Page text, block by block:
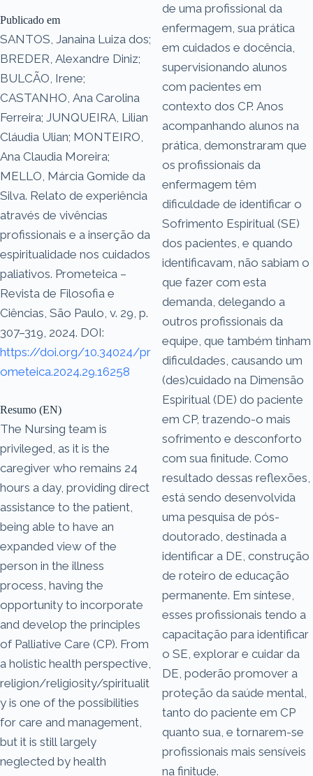
Publicado em
SANTOS, Janaina Luiza dos;
BREDER, Alexandre Diniz;
BULCÃO, Irene;
CASTANHO, Ana Carolina
Ferreira; JUNQUEIRA, Lilian
Cláudia Ulian; MONTEIRO,
Ana Claudia Moreira;
MELLO, Márcia Gomide da
Silva. Relato de experiência
através de vivências
profissionais e a inserção da
espiritualidade nos cuidados
paliativos. Prometeica –
Revista de Filosofia e
Ciências, São Paulo, v. 29, p.
307–319, 2024. DOI:
https://doi.org/10.34024/pr
ometeica.2024.29.16258
Resumo (EN)
The Nursing team is
privileged, as it is the
caregiver who remains 24
hours a day, providing direct
assistance to the patient,
being able to have an
expanded view of the
person in the illness
process, having the
opportunity to incorporate
and develop the principles
of Palliative Care (CP). From
a holistic health perspective,
religion/religiosity/spiritualit
y is one of the possibilities
for care and management,
but it is still largely
neglected by health
de uma profissional da
enfermagem, sua prática
em cuidados e docência,
supervisionando alunos
com pacientes em
contexto dos CP. Anos
acompanhando alunos na
prática, demonstraram que
os profissionais da
enfermagem têm
dificuldade de identificar o
Sofrimento Espiritual (SE)
dos pacientes, e quando
identificavam, não sabiam o
que fazer com esta
demanda, delegando a
outros profissionais da
equipe, que também tinham
dificuldades, causando um
(des)cuidado na Dimensão
Espiritual (DE) do paciente
em CP, trazendo-o mais
sofrimento e desconforto
com sua finitude. Como
resultado dessas reflexões,
está sendo desenvolvida
uma pesquisa de pós-
doutorado, destinada a
identificar a DE, construção
de roteiro de educação
permanente. Em síntese,
esses profissionais tendo a
capacitação para identificar
o SE, explorar e cuidar da
DE, poderão promover a
proteção da saúde mental,
tanto do paciente em CP
quanto sua, e tornarem-se
profissionais mais sensíveis
na finitude.